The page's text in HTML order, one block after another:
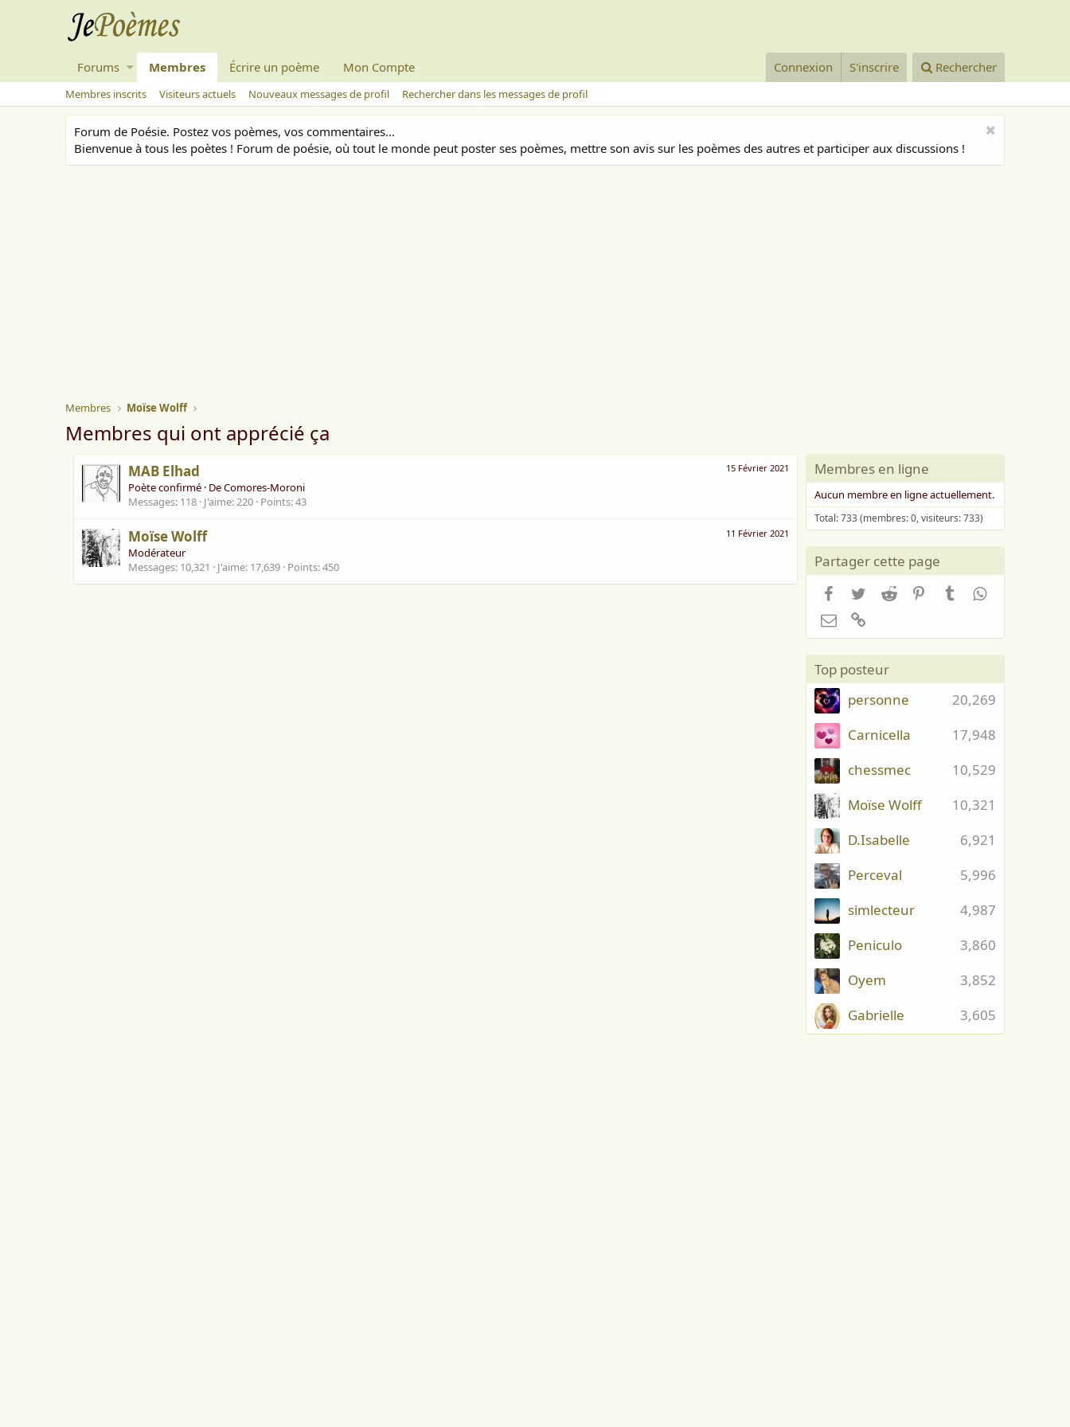
Forums Membres Écrire un poème Mon Compte Connexion S'inscrire Rechercher
Membres inscrits Visiteurs actuels Nouveaux messages de profil Rechercher dans les messages de profil
Forum de Poésie. Postez vos poèmes, vos commentaires...
Bienvenue à tous les poètes ! Forum de poésie, où tout le monde peut poster ses poèmes, mettre son avis sur les poèmes des autres et participer aux discussions !
Membres Moïse Wolff
Membres qui ont apprécié ça
15 Février 2021
MAB Elhad
Poète confirmé · DeComores-Moroni
Messages 118 J'aime 220 Points 43
11 Février 2021
Moïse Wolff
Modérateur
Messages 10,321 J'aime 17,639 Points 450
Membres en ligne
Aucun membre en ligne actuellement.
Total: 733 (membres: 0, visiteurs: 733)
Partager cette page
Facebook
TwitterReddit PinterestTumblrWhatsApp
Email
Top posteur
20,269
personne
17,948
Carnicella
10,529
chessmec
10,321
Moïse Wolff
6,921
D.Isabelle
5,996
Perceval
4,987
simlecteur
3,860
Peniculo
3,852
Oyem
3,605
Gabrielle